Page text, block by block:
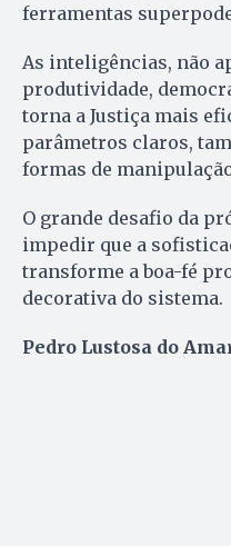
ferramentas
As inteligências, não
produtividade,
torna a Justiça mais
parâmetros claros,
formas de
O grande desafio da
impedir que a
transforme a boa-fé
decorativa do sistema.
Pedro Lustosa do